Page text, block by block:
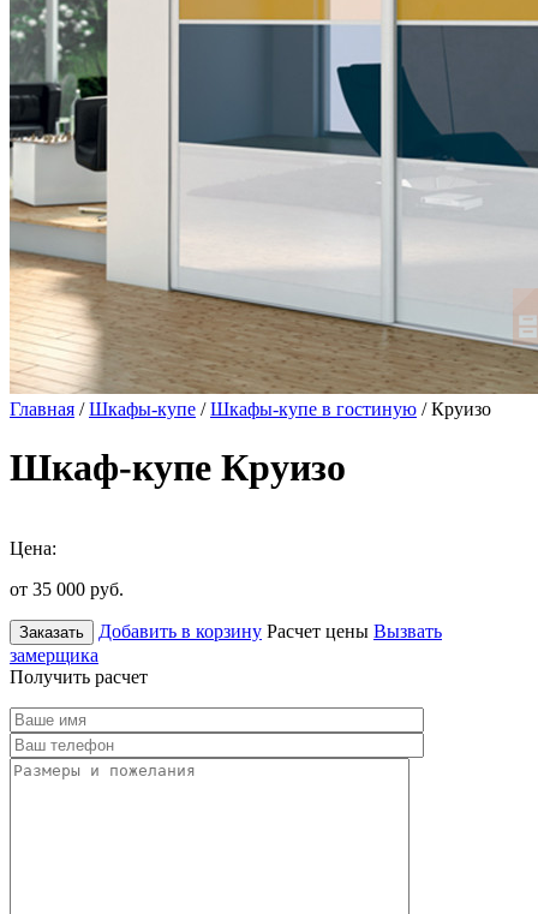
Главная /Шкафы-купе /Шкафы-купе в гостиную / Круизо
Шкаф-купе Круизо
Цена:
от 35 000 руб.
Заказать Добавить в корзину Расчет цены Вызвать
замерщика
Получить расчет